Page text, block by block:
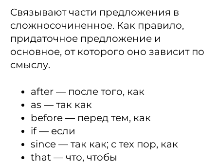
Связывают части предложения в
сложносочиненное. Как правило,
придаточное предложение и
основное, от которого оно зависит по
смыслу.
after — после того, как
as — так как
before — перед тем, как
if — если
since — так как; с тех пор, как
that — что, чтобы